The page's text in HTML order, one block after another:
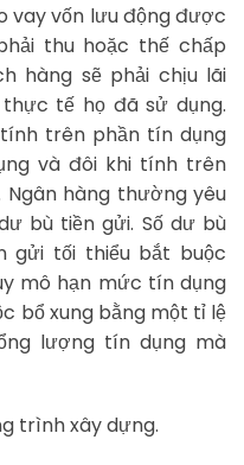
vay vốn lưu động được
thu hoặc thế chấp
hàng sẽ phải chịu lãi
tế họ đã sử dụng.
trên phần tín dụng
và đôi khi tính trên
hàng thường yêu
bù tiền gửi. Số dư bù
gửi tối thiểu bắt buộc
mô hạn mức tín dụng
bổ xung bằng một tỉ lệ
lượng tín dụng mà
trình xây dựng.